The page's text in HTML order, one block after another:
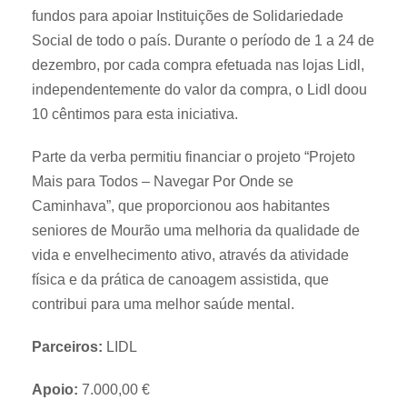
fundos para apoiar Instituições de Solidariedade
Social de todo o país. Durante o período de 1 a 24 de
dezembro, por cada compra efetuada nas lojas Lidl,
independentemente do valor da compra, o Lidl doou
10 cêntimos para esta iniciativa.
Parte da verba permitiu financiar o projeto “Projeto
Mais para Todos – Navegar Por Onde se
Caminhava”, que proporcionou aos habitantes
seniores de Mourão uma melhoria da qualidade de
vida e envelhecimento ativo, através da atividade
física e da prática de canoagem assistida, que
contribui para uma melhor saúde mental.
Parceiros: LIDL
Apoio: 7.000,00 €